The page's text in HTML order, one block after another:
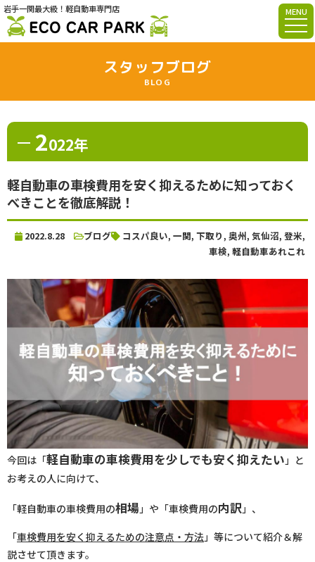
岩手一関最大級！軽自動車専門店 MENU
スタッフブログ
BLOG
2022年
軽自動車の車検費用を安く抑えるために知っておく
べきことを徹底解説！
2022.8.28 ブログ コスパ良い, 一関, 下取り , 奥州, 気仙沼, 登米,
車検, 軽自動車あれこれ
今回は「軽自動車の車検費用を少しでも安く抑えたい 」と
お考えの人に向けて、
「軽自動車の車検費用の相場 」や「車検費用の内訳」、
「車検費用を安く抑えるための注意点・方法」等について紹介＆解
説させて頂きます。